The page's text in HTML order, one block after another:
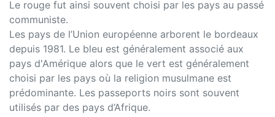
Le rouge fut ainsi souvent choisi par les pays au passé
communiste.
Les pays de l’Union européenne arborent le bordeaux
depuis 1981. Le bleu est généralement associé aux
pays d'Amérique alors que le vert est généralement
choisi par les pays où la religion musulmane est
prédominante. Les passeports noirs sont souvent
utilisés par des pays d’Afrique.